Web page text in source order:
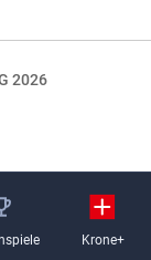
2026
Krone+